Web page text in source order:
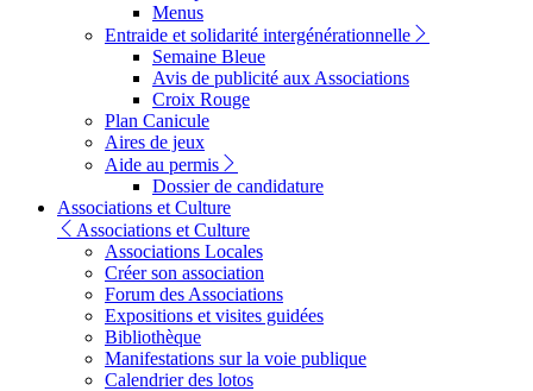
Menus
Entraide et solidarité intergénérationnelle
Semaine Bleue
Avis de publicité aux Associations
Croix Rouge
Plan Canicule
Aires de jeux
Aide au permis
Dossier de candidature
Associations et Culture
Associations et Culture
Associations Locales
Créer son association
Forum des Associations
Expositions et visites guidées
Bibliothèque
Manifestations sur la voie publique
Calendrier des lotos